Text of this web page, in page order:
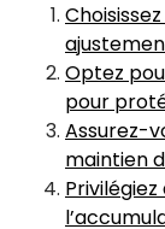
Optez
pour
Assurez-
maintien